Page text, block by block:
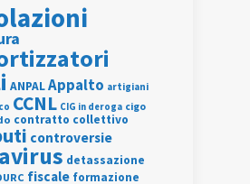
ANPALAppalto artigiani
CCNL CIG in deroga cigo
contratto collettivo
controversie
detassazione
fiscale formazione